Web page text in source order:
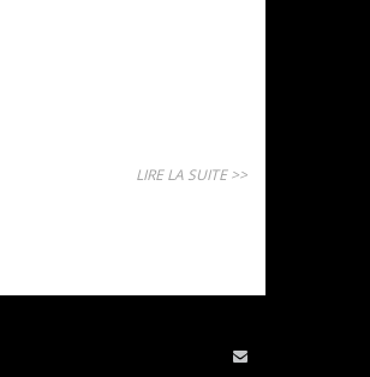
LIRE LA SUITE >>